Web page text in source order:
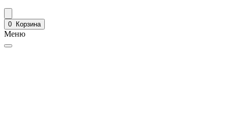
0 Корзина
Меню